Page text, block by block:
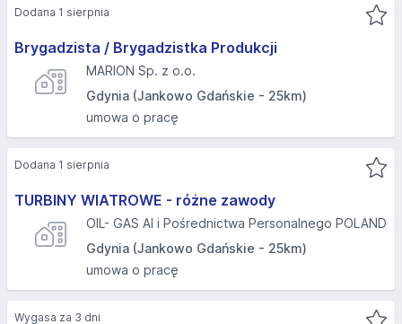
Brygadzista / Brygadzistka Produkcji
MARION Sp. z o.o.
Gdynia (Jankowo Gdańskie - 25km)
umowa o pracę
Dodana 1 sierpnia
TURBINY WIATROWE - różne zawody
OIL- GAS AI i Pośrednictwa Personalnego POLAND
Gdynia (Jankowo Gdańskie - 25km)
umowa o pracę
Dodana 1 sierpnia
Wygasa za 3 dni